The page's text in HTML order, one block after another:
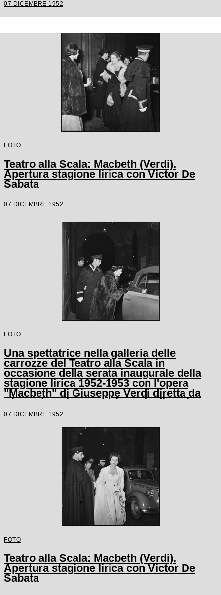
07 DICEMBRE 1952
FOTO
Teatro alla Scala: Macbeth (Verdi).
Apertura stagione lirica con Victor De
Sabata
07 DICEMBRE 1952
FOTO
Una spettatrice nella galleria delle
carrozze del Teatro alla Scala in
occasione della serata inaugurale della
stagione lirica 1952-1953 con l'opera
"Macbeth" di Giuseppe Verdi diretta da
Victor de Sabata, con la regia di Carl
Ebert
07 DICEMBRE 1952
FOTO
Teatro alla Scala: Macbeth (Verdi).
Apertura stagione lirica con Victor De
Sabata